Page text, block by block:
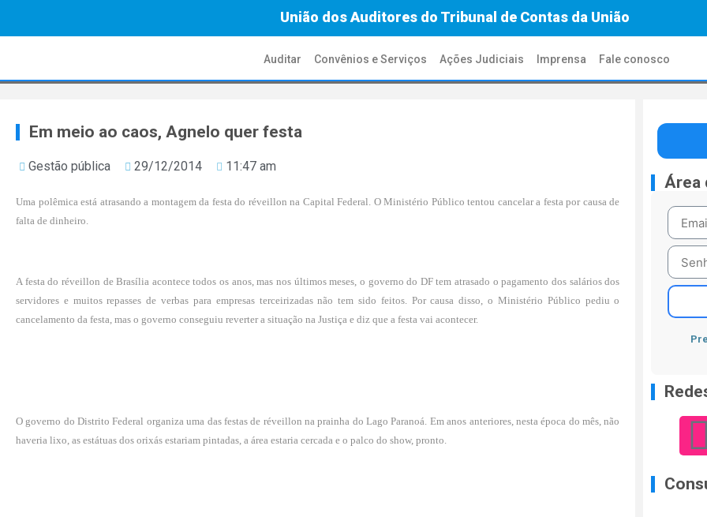
União dos Auditores do Tribunal de Contas da União
Auditar Convênios e Serviços Ações Judiciais Imprensa Fale conosco
Em meio ao caos, Agnelo quer festa
Gestão pública 29/12/2014 11:47 am
Uma polêmica está atrasando a montagem da festa do réveillon na Capital Federal. O Ministério Público tentou cancelar a festa por causa de
falta de dinheiro.
A festa do réveillon de Brasília acontece todos os anos, mas nos últimos meses, o governo do DF tem atrasado o pagamento dos salários dos
servidores e muitos repasses de verbas para empresas terceirizadas não tem sido feitos. Por causa disso, o Ministério Público pediu o
cancelamento da festa, mas o governo conseguiu reverter a situação na Justiça e diz que a festa vai acontecer.
O governo do Distrito Federal organiza uma das festas de réveillon na prainha do Lago Paranoá. Em anos anteriores, nesta época do mês, não
haveria lixo, as estátuas dos orixás estariam pintadas, a área estaria cercada e o palco do show, pronto.
Área